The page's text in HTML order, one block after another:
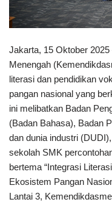
Jakarta, 15 Oktober
Menengah
literasi dan pendidikan
pangan nasional yang
ini melibatkan Badan
(Badan Bahasa), Badan
dan dunia industri
sekolah SMK
bertema “Integrasi
Ekosistem Pangan
Lantai 3,